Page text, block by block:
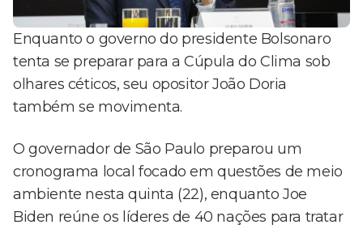
Enquanto o governo do presidente Bolsonaro
tenta se preparar para a Cúpula do Clima sob
olhares céticos, seu opositor João Doria
também se movimenta.
O governador de São Paulo preparou um
cronograma local focado em questões de meio
ambiente nesta quinta (22), enquanto Joe
Biden reúne os líderes de 40 nações para tratar